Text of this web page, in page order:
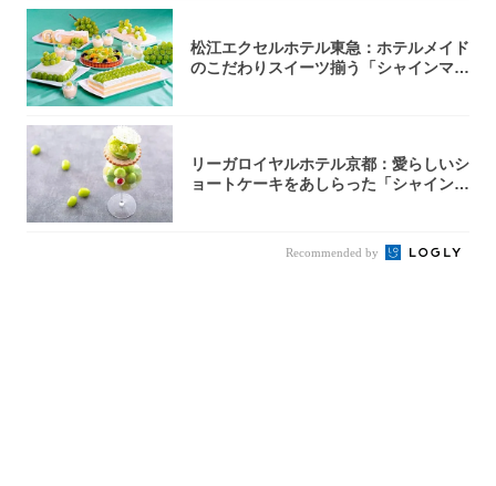
松江エクセルホテル東急：ホテルメイド
のこだわりスイーツ揃う「シャインマス
リーガロイヤルホテル京都：愛らしいシ
ョートケーキをあしらった「シャインマ
Recommended by